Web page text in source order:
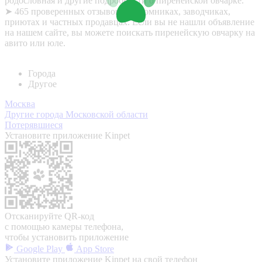
➤ 465 проверенных отзывов о питомниках, заводчиках,
приютах и частных продавцах. Если вы не нашли объявление
на нашем сайте, вы можете поискать пиренейскую овчарку на
авито или юле.
Города
Другое
Москва
Другие города Московской области
Потерявшиеся
Установите приложение Kinpet
Отсканируйте QR-код
с помощью камеры телефона,
чтобы установить приложение
Google Play
App Store
Установите приложение Kinpet на свой телефон